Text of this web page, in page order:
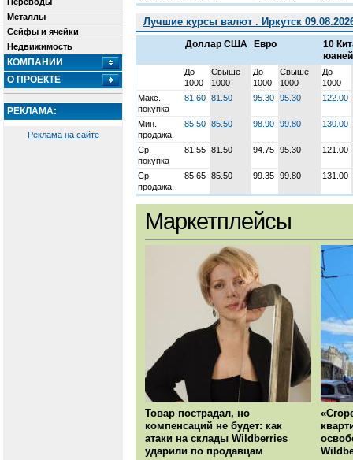
Металлы
Сейфы и ячейки
Недвижимость
КОМПАНИИ
О ПРОЕКТЕ
РЕКЛАМА:
Реклама на сайте
Лучшие курсы валют . Иркутск
Доллар США Евро
10
юаней
До
1000
Свыше
1000
До
1000
Свыше
1000
До
1000
Макс.
покупка
81.60 81.50 95.30 95.30 122.00
Мин.
продажа
85.50 85.50 98.90 99.80 130.00
Ср.
покупка
81.55 81.50 94.75 95.30 121.00
Ср.
продажа
85.65 85.50 99.35 99.80 131.00
Маркетплейсы
Товар пострадал, но
компенсаций не будет: как
атаки на склады Wildberries
ударили по продавцам